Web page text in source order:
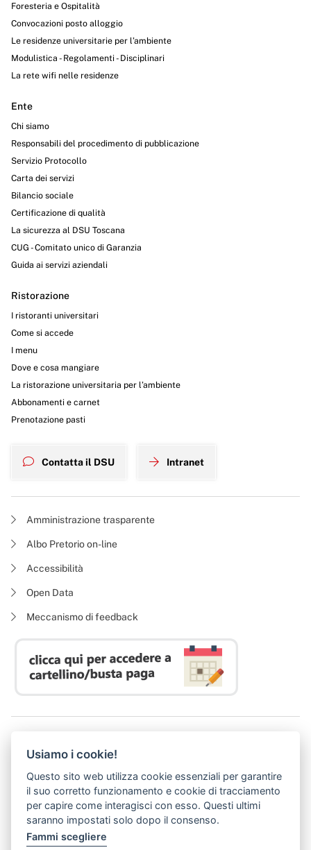
Foresteria e Ospitalità
Convocazioni posto alloggio
Le residenze universitarie per l’ambiente
Modulistica - Regolamenti - Disciplinari
La rete wifi nelle residenze
Ente
Chi siamo
Responsabili del procedimento di pubblicazione
Servizio Protocollo
Carta dei servizi
Bilancio sociale
Certificazione di qualità
La sicurezza al DSU Toscana
CUG - Comitato unico di Garanzia
Guida ai servizi aziendali
Ristorazione
I ristoranti universitari
Come si accede
I menu
Dove e cosa mangiare
La ristorazione universitaria per l’ambiente
Abbonamenti e carnet
Prenotazione pasti
Contatta il DSU Intranet
Amministrazione trasparente
Albo Pretorio on-line
Accessibilità
Open Data
Meccanismo di feedback
P. I. 05913670484 | C. F. 94164020482
(abilitato alla ricezione di soli messaggi di posta elettronica certificata)
Usiamo i cookie!
Questo sito web utilizza cookie essenziali per garantire
il suo corretto funzionamento e cookie di tracciamento
per capire come interagisci con esso. Questi ultimi
saranno impostati solo dopo il consenso.
Fammi scegliere